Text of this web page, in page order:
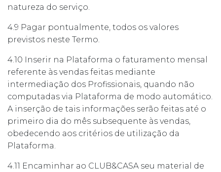
natureza do serviço.
4.9 Pagar pontualmente, todos os valores
previstos neste Termo.
4.10 Inserir na Plataforma o faturamento mensal
referente às vendas feitas mediante
intermediação dos Profissionais, quando não
computadas via Plataforma de modo automático.
A inserção de tais informações serão feitas até o
primeiro dia do mês subsequente às vendas,
obedecendo aos critérios de utilização da
Plataforma.
4.11 Encaminhar ao CLUB&CASA seu material de